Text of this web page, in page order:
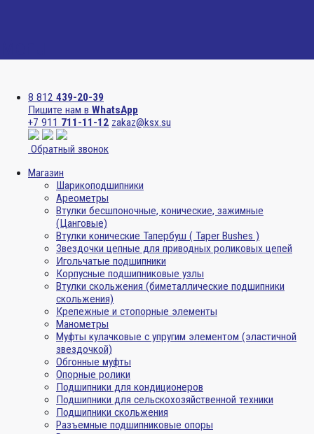
8 812 439-20-39
Пишите нам в WhatsApp
+7 911 711-11-12 zakaz@ksx.su
Обратный звонок
Магазин
Шарикоподшипники
Ареометры
Втулки бесшпоночные, конические, зажимные
(Цанговые)
Втулки конические Тапербуш ( Taper Bushes )
Звездочки цепные для приводных роликовых цепей
Игольчатые подшипники
Корпусные подшипниковые узлы
Втулки скольжения (биметаллические подшипники
скольжения)
Крепежные и стопорные элементы
Манометры
Муфты кулачковые с упругим элементом (эластичной
звездочкой)
Обгонные муфты
Опорные ролики
Подшипники для кондиционеров
Подшипники для сельскохозяйственной техники
Подшипники скольжения
Разъемные подшипниковые опоры